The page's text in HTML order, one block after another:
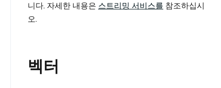
니다. 자세한 내용은 스트리밍 서비스를 참조하십시
오.
벡터